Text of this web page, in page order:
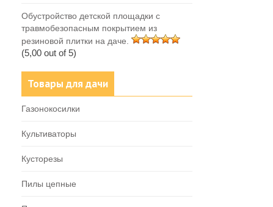
Обустройство детской площадки с
травмобезопасным покрытием из
резиновой плитки на даче.
(5,00 out of 5)
Товары для дачи
Газонокосилки
Культиваторы
Кусторезы
Пилы цепные